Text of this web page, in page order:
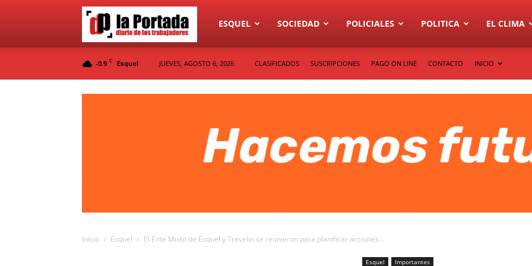
Diario
La
ESQUEL SOCIEDAD POLICIALES POLITICA EL CLIMA
-0.9 C Esquel JUEVES, AGOSTO 6, 2026 CLASIFICADOS SUSCRIPCIONES PAGO ON LINE CONTACTO INICIO
Inicio Esquel El Ente Mixto de Esquel y Trevelin se reunieron para planificar acciones...
Esquel Importantes